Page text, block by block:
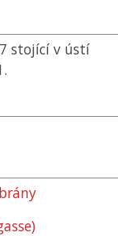
stojící v ústí